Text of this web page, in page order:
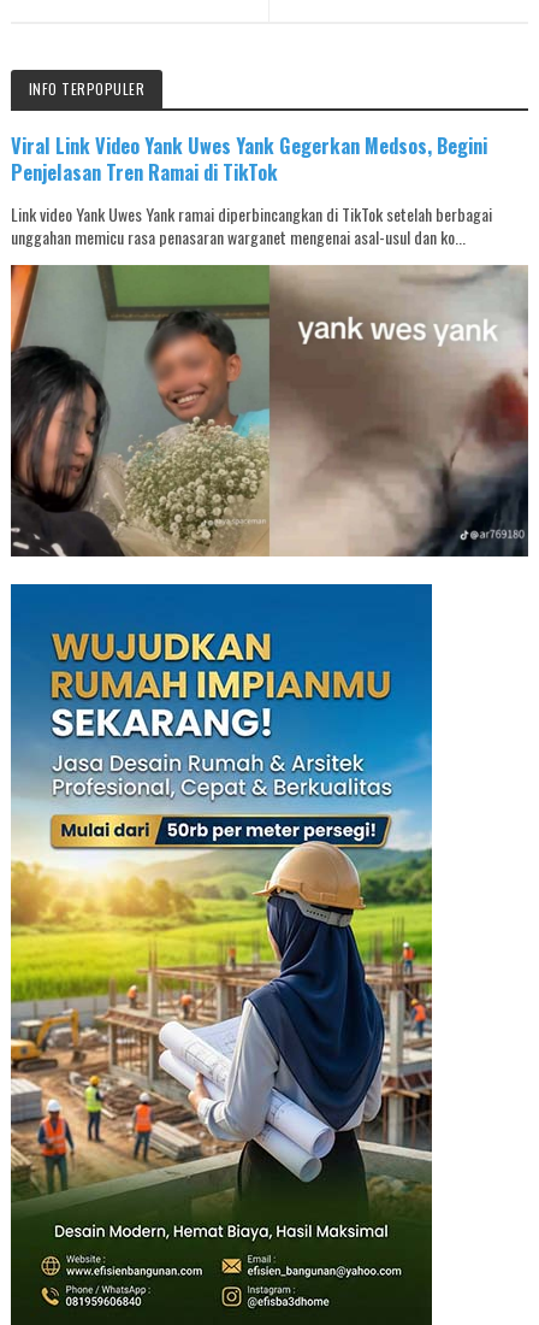
INFO TERPOPULER
Viral Link Video Yank Uwes Yank Gegerkan Medsos, Begini
Penjelasan Tren Ramai di TikTok
Link video Yank Uwes Yank ramai diperbincangkan di TikTok setelah berbagai
unggahan memicu rasa penasaran warganet mengenai asal-usul dan ko...